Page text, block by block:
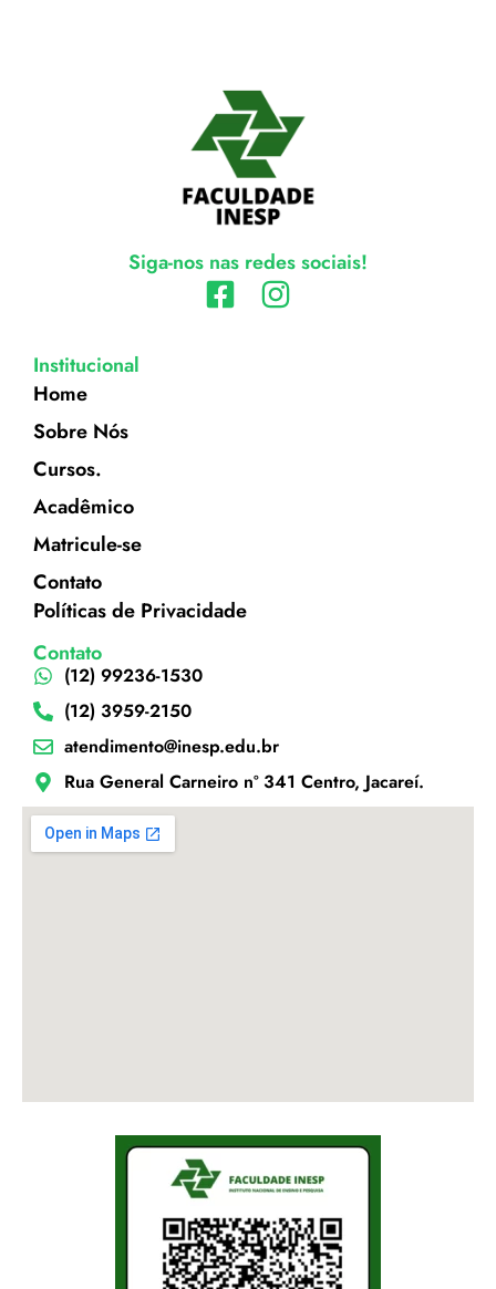
Siga-nos nas redes sociais!
Institucional
Home
Sobre Nós
Cursos.
Acadêmico
Matricule-se
Contato
Políticas de Privacidade
Contato
(12) 99236-1530
(12) 3959-2150
atendimento@inesp.edu.br
Rua General Carneiro nº 341 Centro, Jacareí.